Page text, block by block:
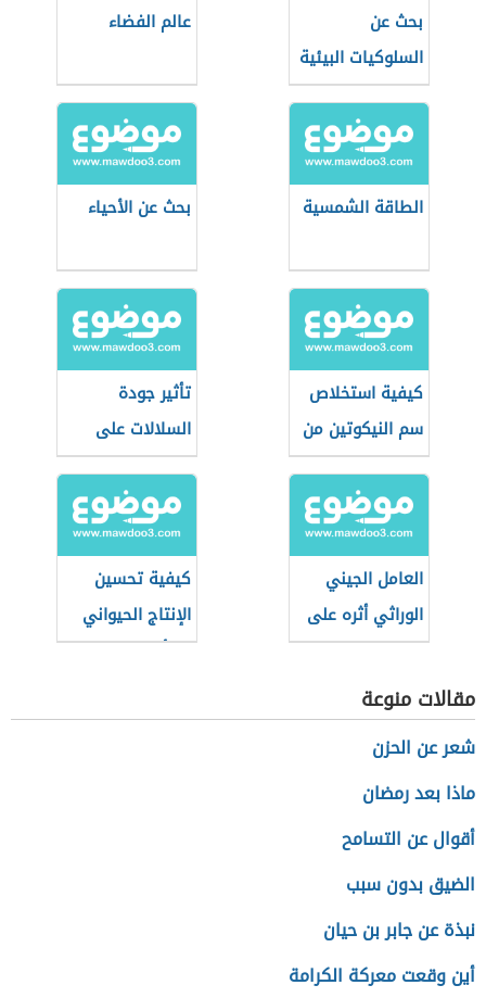
بحث عن
السلوكيات البيئية
عالم الفضاء
الطاقة الشمسية بحث عن الأحياء
كيفية استخلاص
سم النيكوتين من
التبغ
تأثير جودة
السلالات على
الإنتاج الحيواني
العامل الجيني
الوراثي أثره على
الطاقة الإيجابية
كيفية تحسين
الإنتاج الحيواني
بالتأثير على الغذاء
مقالات منوعة
شعر عن الحزن
ماذا بعد رمضان
أقوال عن التسامح
الضيق بدون سبب
نبذة عن جابر بن حيان
أين وقعت معركة الكرامة